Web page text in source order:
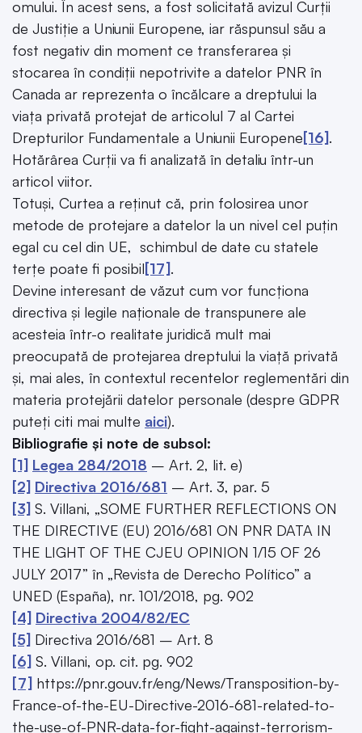
omului. În acest sens, a fost solicitată avizul Curții
de Justiție a Uniunii Europene, iar răspunsul său a
fost negativ din moment ce transferarea și
stocarea în condiții nepotrivite a datelor PNR în
Canada ar reprezenta o încălcare a dreptului la
viața privată protejat de articolul 7 al Cartei
Drepturilor Fundamentale a Uniunii Europene[16].
Hotărârea Curții va fi analizată în detaliu într-un
articol viitor.
Totuși, Curtea a reținut că, prin folosirea unor
metode de protejare a datelor la un nivel cel puțin
egal cu cel din UE, schimbul de date cu statele
terțe poate fi posibil[17].
Devine interesant de văzut cum vor funcționa
directiva și legile naționale de transpunere ale
acesteia într-o realitate juridică mult mai
preocupată de protejarea dreptului la viață privată
și, mai ales, în contextul recentelor reglementări din
materia protejării datelor personale (despre GDPR
puteți citi mai multe aici).
Bibliografie și note de subsol:
[1] Legea 284/2018 – Art. 2, lit. e)
[2] Directiva 2016/681 – Art. 3, par. 5
[3] S. Villani, „SOME FURTHER REFLECTIONS ON
THE DIRECTIVE (EU) 2016/681 ON PNR DATA IN
THE LIGHT OF THE CJEU OPINION 1/15 OF 26
JULY 2017” în „Revista de Derecho Político” a
UNED (España), nr. 101/2018, pg. 902
[4] Directiva 2004/82/EC
[5] Directiva 2016/681 – Art. 8
[6] S. Villani, op. cit. pg. 902
[7] https://pnr.gouv.fr/eng/News/Transposition-by-
France-of-the-EU-Directive-2016-681-related-to-
the-use-of-PNR-data-for-fight-against-terrorism-